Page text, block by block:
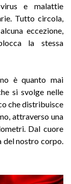
e malattie
Tutto circola,
eccezione,
la stessa
è quanto mai
si svolge nelle
che distribuisce
attraverso una
Dal cuore
del nostro corpo.